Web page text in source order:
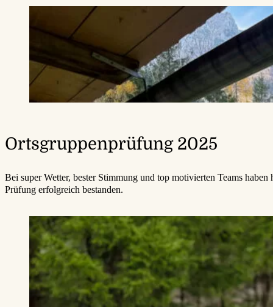
Ortsgruppenprüfung 2025
Bei super Wetter, bester Stimmung und top motivierten Teams haben
Prüfung erfolgreich bestanden.